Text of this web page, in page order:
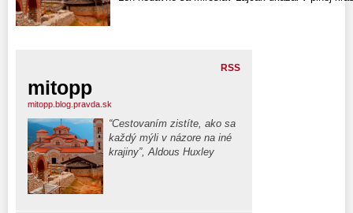
RSS
mitopp
mitopp.blog.pravda.sk
“Cestovaním zistíte, ako sa
každý mýli v názore na iné
krajiny”, Aldous Huxley